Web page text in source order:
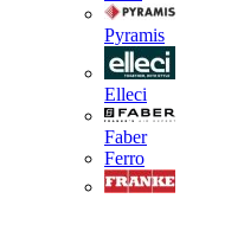
Pyramis
Elleci
Faber
Ferro